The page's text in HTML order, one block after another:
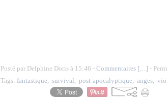
Posté par Delphine Doris à 15:46 - Commentaires […] -
Tags: fantastique, survival, post-apocalyptique, anges,